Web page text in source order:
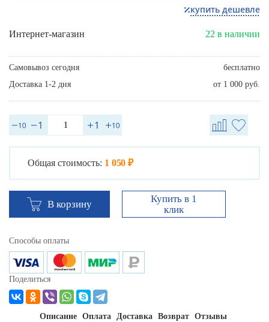
купить дешевле
Интернет-магазин 22 в наличии
Самовывоз сегодня
бесплатно
Доставка 1-2 дня
от 1 000 руб.
Общая стоимость: 1 050 ₽
В корзину
Купить в 1
клик
Способы оплаты
Поделиться
Описание Оплата Доставка Возврат Отзывы